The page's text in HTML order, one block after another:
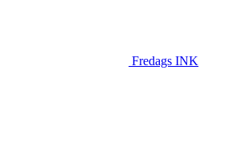
Fredags INK